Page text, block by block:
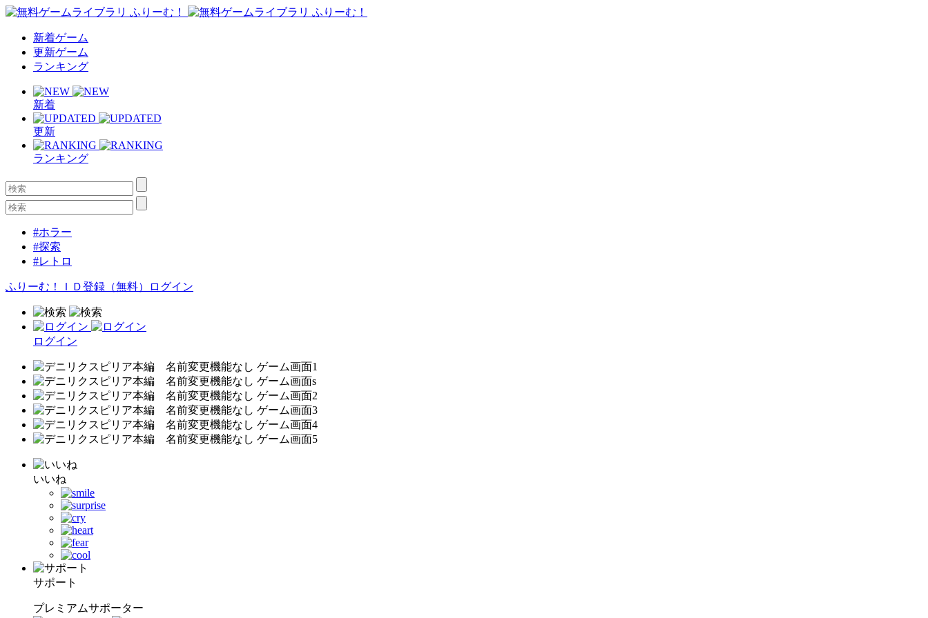
新着ゲーム
更新ゲーム
ランキング
新着
更新
ランキング
#ホラー
#探索
#レトロ
ふりーむ！ＩＤ登録（無料） ログイン
ログイン
いいね
サポート
プレミアムサポーター